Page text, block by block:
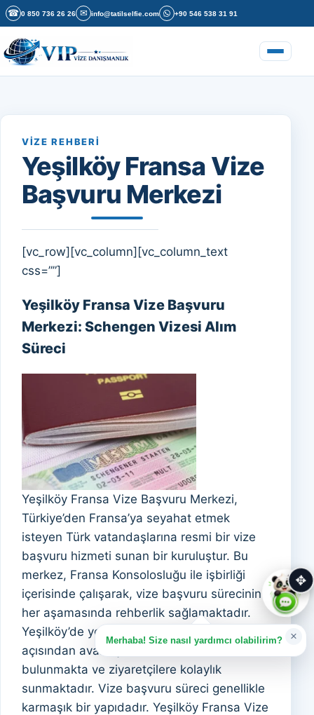
İçeriğe geç
☎ 0 850 736 26 26 ✉ info@tatilselfie.com +90 546 538 31 91
Menüyü
VIZE REHBERI
Yeşilköy Fransa Vize
Başvuru Merkezi
[vc_row][vc_column][vc_column_text
css=””]
Yeşilköy Fransa Vize Başvuru
Merkezi: Schengen Vizesi Alım
Süreci
Yeşilköy Fransa Vize Başvuru Merkezi,
Türkiye’den Fransa’ya seyahat etmek
isteyen Türk vatandaşlarına resmi bir vize
başvuru hizmeti sunan bir kuruluştur. Bu
merkez, Fransa Konsolosluğu ile işbirliği
içerisinde çalışarak, vize başvuru sürecinin
her aşamasında rehberlik sağlamaktadır.
Yeşilköy’de yer alan merkez, ulaşım
açısından avantajlı bir konumda
bulunmakta ve ziyaretçilere kolaylık
sunmaktadır. Vize başvuru süreci genellikle
karmaşık bir yapıdadır. Yeşilköy Fransa Vize
Merhaba! Size nasıl yardımcı olabilirim? ×
✥